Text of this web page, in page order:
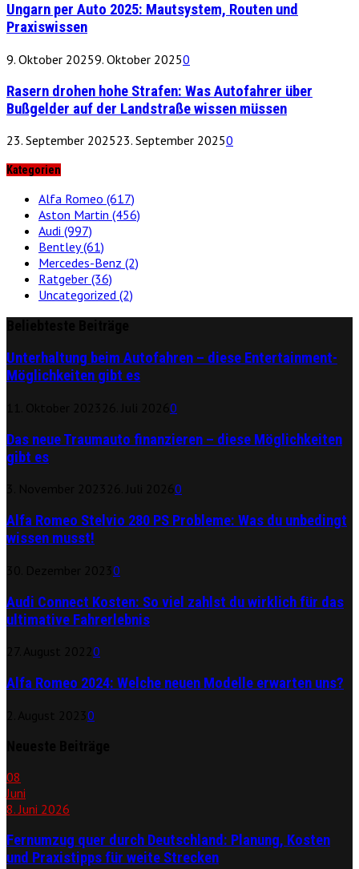
Ungarn per Auto 2025: Mautsystem, Routen und
Praxiswissen
9. Oktober 20259. Oktober 20250
Rasern drohen hohe Strafen: Was Autofahrer über
Bußgelder auf der Landstraße wissen müssen
23. September 202523. September 20250
Kategorien
Alfa Romeo (617)
Aston Martin (456)
Audi (997)
Bentley(61)
Mercedes-Benz (2)
Ratgeber (36)
Uncategorized (2)
Unterhaltung beim Autofahren – diese Entertainment-
Möglichkeiten gibt es
0
Das neue Traumauto finanzieren – diese Möglichkeiten
gibt es
0
Alfa Romeo Stelvio 280 PS Probleme: Was du unbedingt
wissen musst!
0
Audi Connect Kosten: So viel zahlst du wirklich für das
ultimative Fahrerlebnis
0
Alfa Romeo 2024: Welche neuen Modelle erwarten uns?
0
08
Juni
8. Juni 2026
Fernumzug quer durch Deutschland: Planung, Kosten
und Praxistipps für weite Strecken